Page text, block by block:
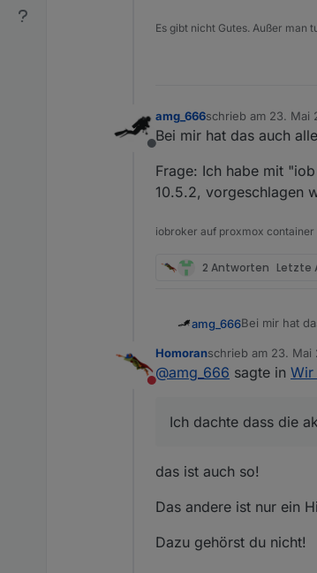
Es gibt nicht Gutes. Außer man
Offline
amg_666schrieb am 23. Mai
zuletzt editiert von
Bei mir hat das auch
Frage: Ich habe mit
10.5.2, vorgeschlagen
iobroker auf proxmox container
2 Antworten Letzte
amg_666Bei mir hat
Frage: Ich
Nicht stören
Homoranschrieb am 23. Mai
zuletzt editiert von
@amg_666 sagte in Wir
Ich dachte dass die
das ist auch so!
Das andere ist nur ein
Dazu gehörst du nicht!